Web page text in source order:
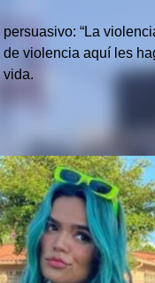
“La
violencia aquí les
vida.